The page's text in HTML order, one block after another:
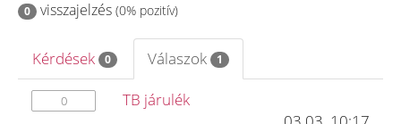
0 visszajelzés (0% pozitív)
Kérdések 0 Válaszok 1
0
TB járulék